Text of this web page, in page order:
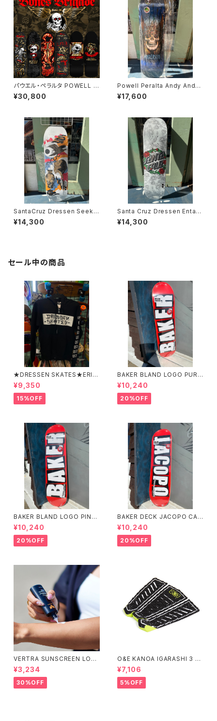
パウエル・ペラルタ POWELL P
ERALTA スケボー デッキ 10 B
ONES BRIGADE® TONY HA
ーク ボーンズ・ブリゲード ブラ
ック ゴールド 限定 オールドスク
ール リイシュー スケボー
¥30,800
Powell Peralta Andy Ander
son Heron Flight 9.31
¥17,600
SantaCruz Dressen Seeke
r 9.00×32.15 Deck スケボー
デッキ
¥14,300
Santa Cruz Dressen Entan
gled Dot 7 Ply Birch
¥14,300
セール中の商品
★DRESSEN SKATES★ERIC
DRESSEN BLACK ZIP HOO
D PARKER ドレッセンスケーツ
スケート エリックドレッセン
ブラック フードパーカー フー
¥9,350
15%OFF
BAKER BLAND LOGO PURP
LE DECK 8.0 ベイカー ブラ
ンド ロゴ パープル デッ
キ 8インチ スケートボード ス
ケボー
¥10,240
20%OFF
BAKER BLAND LOGO PINK
DECK 8.0 ベイカー ブラン
ド ロゴ デッキ ピンク 8イ
ンチ スケートボード スケボー
¥10,240
20%OFF
BAKER DECK JACOPO CAR
OZZI BRAND LOGO 8.25 ベ
イカー デッキ ジェイコープ ブ
ランド ロゴ スケートボード
スケボー
¥10,240
20%OFF
VERTRA SUNSCREEN LOTI
ON WHITE SPF 44＃
¥3,234
30%OFF
O&E KANOA IGARASHI 3 PI
ECE BLACK/LIME｜PRO SE
RIES
¥7,106
5%OFF